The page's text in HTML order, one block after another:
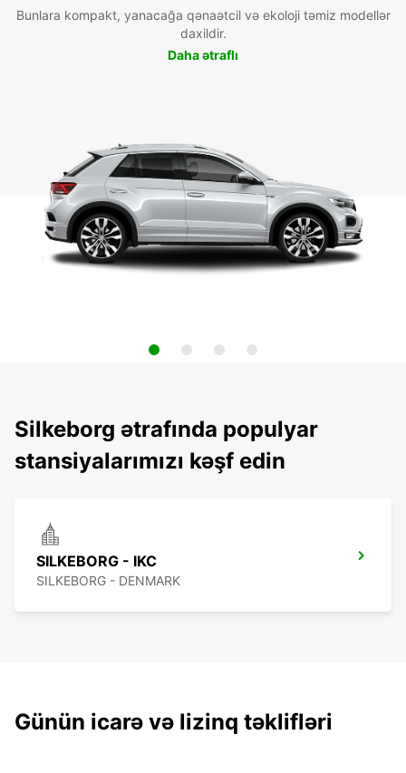
Bunlara kompakt, yanacağa qənaətcil və ekoloji təmiz modellər
daxildir.
Daha ətraflı
Silkeborg ətrafında populyar
stansiyalarımızı kəşf edin
SILKEBORG - IKC
SILKEBORG - DENMARK
Günün icarə və lizinq təklifləri